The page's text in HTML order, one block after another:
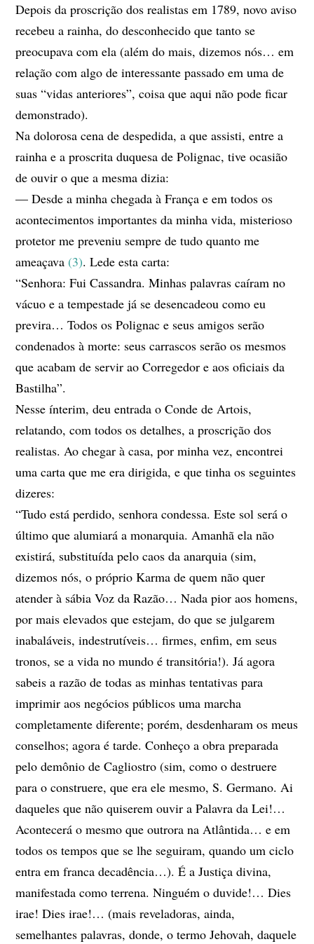
Depois da proscrição dos realistas em 1789, novo aviso
recebeu a rainha, do desconhecido que tanto se
preocupava com ela (além do mais, dizemos nós… em
relação com algo de interessante passado em uma de
suas “vidas anteriores”, coisa que aqui não pode ficar
demonstrado).
Na dolorosa cena de despedida, a que assisti, entre a
rainha e a proscrita duquesa de Polignac, tive ocasião
de ouvir o que a mesma dizia:
— Desde a minha chegada à França e em todos os
acontecimentos importantes da minha vida, misterioso
protetor me preveniu sempre de tudo quanto me
ameaçava (3). Lede esta carta:
“Senhora: Fui Cassandra. Minhas palavras caíram no
vácuo e a tempestade já se desencadeou como eu
previra… Todos os Polignac e seus amigos serão
condenados à morte: seus carrascos serão os mesmos
que acabam de servir ao Corregedor e aos oficiais da
Bastilha”.
Nesse ínterim, deu entrada o Conde de Artois,
relatando, com todos os detalhes, a proscrição dos
realistas. Ao chegar à casa, por minha vez, encontrei
uma carta que me era dirigida, e que tinha os seguintes
dizeres:
“Tudo está perdido, senhora condessa. Este sol será o
último que alumiará a monarquia. Amanhã ela não
existirá, substituída pelo caos da anarquia (sim,
dizemos nós, o próprio Karma de quem não quer
atender à sábia Voz da Razão… Nada pior aos homens,
por mais elevados que estejam, do que se julgarem
inabaláveis, indestrutíveis… firmes, enfim, em seus
tronos, se a vida no mundo é transitória!). Já agora
sabeis a razão de todas as minhas tentativas para
imprimir aos negócios públicos uma marcha
completamente diferente; porém, desdenharam os meus
conselhos; agora é tarde. Conheço a obra preparada
pelo demônio de Cagliostro (sim, como o destruere
para o construere, que era ele mesmo, S. Germano. Ai
daqueles que não quiserem ouvir a Palavra da Lei!…
Acontecerá o mesmo que outrora na Atlântida… e em
todos os tempos que se lhe seguiram, quando um ciclo
entra em franca decadência…). É a Justiça divina,
manifestada como terrena. Ninguém o duvide!… Dies
irae! Dies irae!… (mais reveladoras, ainda,
semelhantes palavras, donde, o termo Jehovah, daquele